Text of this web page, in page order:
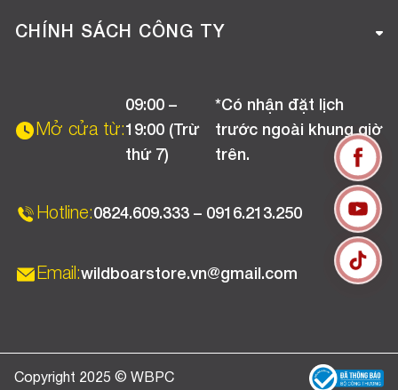
Tuyển dụng
Hướng dẫn mua hàng online
Chương trình khuyến mãi
CHÍNH SÁCH CÔNG TY
Chính sách bảo hành
Mở cửa từ:
09:00 –
19:00 (Trừ
thứ 7)
*Có nhận đặt lịch
trước ngoài khung giờ
trên.
Hotline:0824.609.333 – 0916.213.250
Email:wildboarstore.vn@gmail.com
Copyright 2025 © WBPC